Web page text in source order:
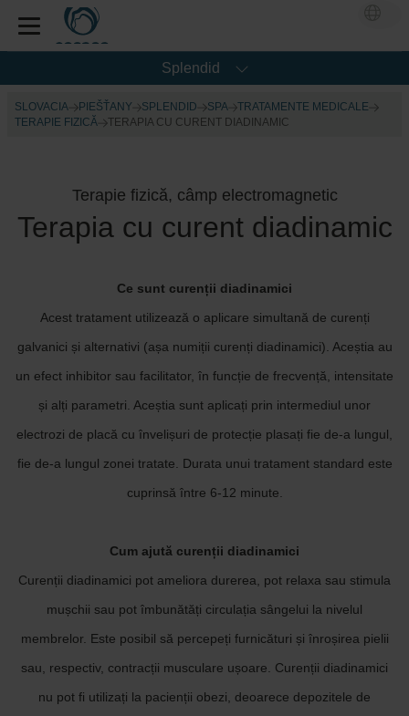
Splendid
SLOVACIA PIEŠŤANY SPLENDID SPA
TRATAMENTE MEDICALE
TERAPIE FIZICĂ
TERAPIA CU CURENT DIADINAMIC
Terapie fizică, câmp electromagnetic
Terapia cu curent diadinamic
Ce sunt curenții diadinamici
Acest tratament utilizează o aplicare simultană de curenți
galvanici și alternativi (așa numiții curenți diadinamici). Aceștia au
un efect inhibitor sau facilitator, în funcție de frecvență, intensitate
și alți parametri. Aceștia sunt aplicați prin intermediul unor
electrozi de placă cu învelișuri de protecție plasați fie de-a lungul,
fie de-a lungul zonei tratate. Durata unui tratament standard este
cuprinsă între 6-12 minute.
Cum ajută curenții diadinamici
Curenții diadinamici pot ameliora durerea, pot relaxa sau stimula
mușchii sau pot îmbunătăți circulația sângelui la nivelul
membrelor. Este posibil să percepeți furnicături și înroșirea pielii
sau, respectiv, contracții musculare ușoare. Curenții diadinamici
nu pot fi utilizați la pacienții obezi, deoarece depozitele de